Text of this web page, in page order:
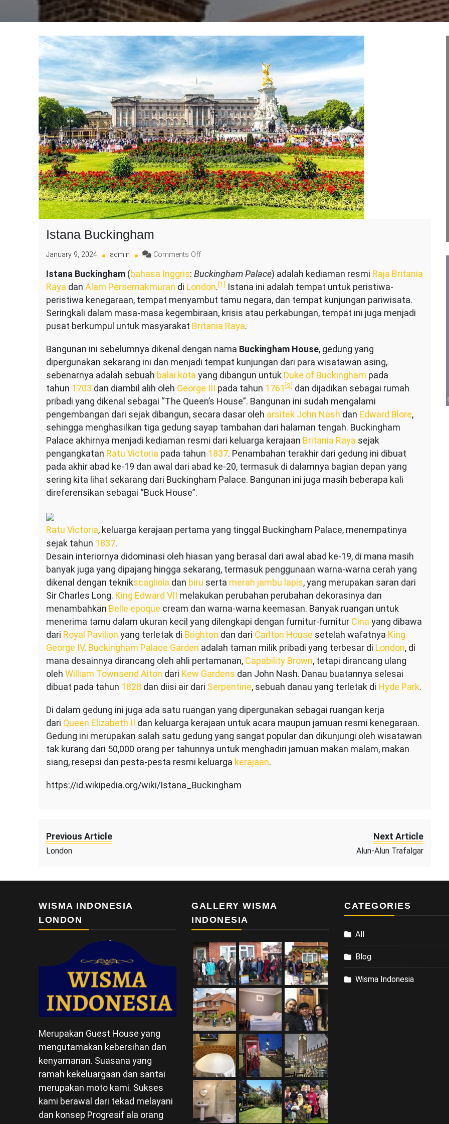
Istana Buckingham
January 9, 2024 admin Comments Offon
Buckingham
Istana Buckingham (bahasa Inggris: Buckingham Palace) adalah kediaman resmi Raja Britania
Raya dan Alam Persemakmuran di London.[1] Istana ini adalah tempat untuk peristiwa-
peristiwa kenegaraan, tempat menyambut tamu negara, dan tempat kunjungan pariwisata.
Seringkali dalam masa-masa kegembiraan, krisis atau perkabungan, tempat ini juga menjadi
pusat berkumpul untuk masyarakat Britania Raya.
Bangunan ini sebelumnya dikenal dengan nama Buckingham House, gedung yang
dipergunakan sekarang ini dan menjadi tempat kunjungan dari para wisatawan asing,
sebenarnya adalah sebuah balai kota yang dibangun untuk Duke of Buckingham pada
tahun 1703 dan diambil alih oleh George III pada tahun 1761 [2] dan dijadikan sebagai rumah
pribadi yang dikenal sebagai “The Queen’s House”. Bangunan ini sudah mengalami
pengembangan dari sejak dibangun, secara dasar oleh arsitek John Nash dan Edward Blore,
sehingga menghasilkan tiga gedung sayap tambahan dari halaman tengah. Buckingham
Palace akhirnya menjadi kediaman resmi dari keluarga kerajaan Britania Raya sejak
pengangkatan Ratu Victoria pada tahun 1837. Penambahan terakhir dari gedung ini dibuat
pada akhir abad ke-19 dan awal dari abad ke-20, termasuk di dalamnya bagian depan yang
sering kita lihat sekarang dari Buckingham Palace. Bangunan ini juga masih beberapa kali
direferensikan sebagai “Buck House”.
Ratu Victoria, keluarga kerajaan pertama yang tinggal Buckingham Palace, menempatinya
sejak tahun 1837.
Desain interiornya didominasi oleh hiasan yang berasal dari awal abad ke-19, di mana masih
banyak juga yang dipajang hingga sekarang, termasuk penggunaan warna-warna cerah yang
dikenal dengan teknikscagliola dan biru serta merah jambu lapis, yang merupakan saran dari
Sir Charles Long. King Edward VII melakukan perubahan perubahan dekorasinya dan
menambahkan Belle epoque cream dan warna-warna keemasan. Banyak ruangan untuk
menerima tamu dalam ukuran kecil yang dilengkapi dengan furnitur-furnitur Cina yang dibawa
dari Royal Pavilion yang terletak di Brighton dan dari Carlton House setelah wafatnya King
George IV. Buckingham Palace Garden adalah taman milik pribadi yang terbesar di London, di
mana desainnya dirancang oleh ahli pertamanan, Capability Brown, tetapi dirancang ulang
oleh William Townsend Aiton dari Kew Gardens dan John Nash. Danau buatannya selesai
dibuat pada tahun 1828 dan diisi air dari Serpentine, sebuah danau yang terletak di Hyde Park.
Di dalam gedung ini juga ada satu ruangan yang dipergunakan sebagai ruangan kerja
dari Queen Elizabeth II dan keluarga kerajaan untuk acara maupun jamuan resmi kenegaraan.
Gedung ini merupakan salah satu gedung yang sangat popular dan dikunjungi oleh wisatawan
tak kurang dari 50,000 orang per tahunnya untuk menghadiri jamuan makan malam, makan
siang, resepsi dan pesta-pesta resmi keluarga kerajaan.
https://id.wikipedia.org/wiki/Istana_Buckingham
Previous Article
London
Next Article
Alun-Alun Trafalgar
WISMA INDONESIA
LONDON
Merupakan Guest House yang
mengutamakan kebersihan dan
kenyamanan. Suasana yang
ramah kekeluargaan dan santai
merupakan moto kami. Sukses
kami berawal dari tekad melayani
dan konsep Progresif ala orang
GALLERY WISMA
INDONESIA
CATEGORIES
All
Blog
Wisma Indonesia